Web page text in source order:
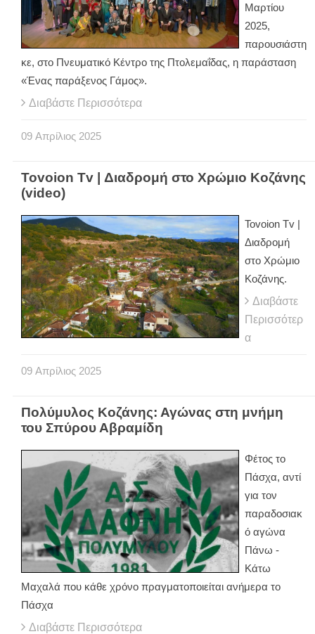
Μαρτίου
2025,
παρουσιάστη
κε, στο Πνευματικό Κέντρο της Πτολεμαΐδας, η παράσταση
«Ένας παράξενος Γάμος».
Διαβάστε Περισσότερα
09 Απρίλιος 2025
Tovoion Tv | Διαδρομή στο Χρώμιο Κοζάνης
(video)
Tovoion Tv |
Διαδρομή
στο Χρώμιο
Κοζάνης.
Διαβάστε
Περισσότερ
α
09 Απρίλιος 2025
Πολύμυλος Κοζάνης: Αγώνας στη μνήμη
του Σπύρου Αβραμίδη
Φέτος το
Πάσχα, αντί
για τον
παραδοσιακ
ό αγώνα
Πάνω -
Κάτω
Μαχαλά που κάθε χρόνο πραγματοποιείται ανήμερα το
Πάσχα
Διαβάστε Περισσότερα